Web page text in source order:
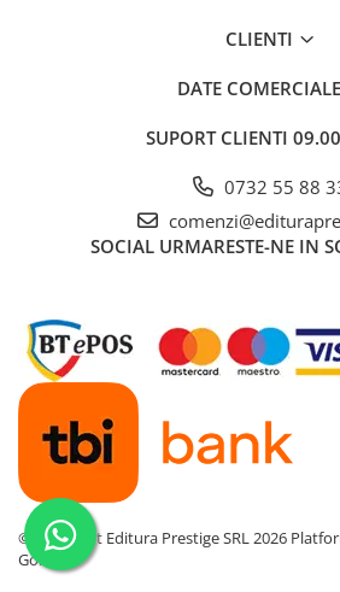
CLIENTI
DATE COMERCIALE
SUPORT CLIENTI
0732 55 88
SOCIAL URMARESTE-NE IN
©Copyright Editura Prestige SRL 2026
Gomag